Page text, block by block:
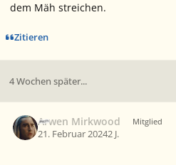
dem Mäh streichen.
Zitieren
4 Wochen später...
Arwen Mirkwood Mitglied
21. Februar 20242 J.